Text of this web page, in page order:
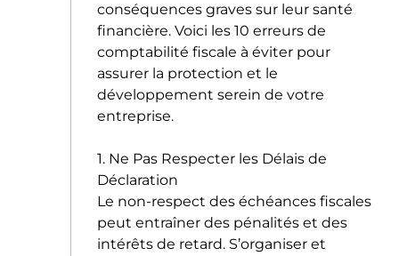
conséquences graves sur leur santé
financière. Voici les 10 erreurs de
comptabilité fiscale à éviter pour
assurer la protection et le
développement serein de votre
entreprise.
1. Ne Pas Respecter les Délais de
Déclaration
Le non-respect des échéances fiscales
peut entraîner des pénalités et des
intérêts de retard. S’organiser et